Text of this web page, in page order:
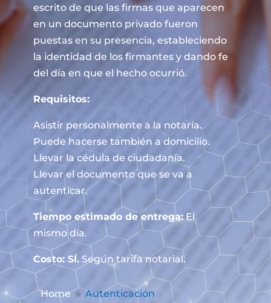
escrito de que las firmas que aparecen
en un documento privado fueron
puestas en su presencia, estableciendo
la identidad de los firmantes y dando fe
del día en que el hecho ocurrió.
Requisitos:
Asistir personalmente a la notaría.
Puede hacerse también a domicilio.
Llevar la cédula de ciudadanía.
Llevar el documento que se va a
autenticar.
Tiempo estimado de entrega:El
mismo día.
Costo: SÍ.Según tarifa notarial.
Home 9 Autenticación